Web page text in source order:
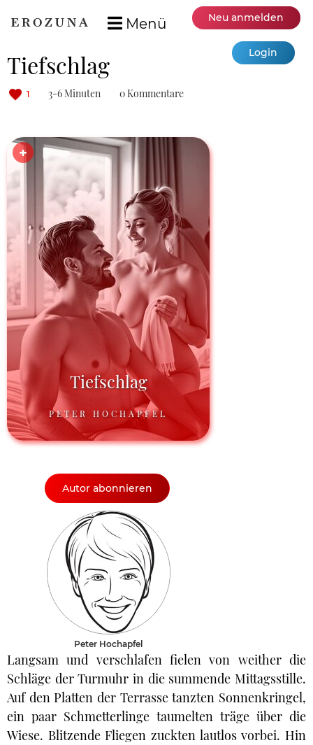
Menü Neu anmelden
Login
Tiefschlag
1 3-6 Minuten 0 Kommentare
Tiefschlag
PETER HOCHAPFEL
Autor abonnieren
Peter Hochapfel
Langsam und verschlafen fielen von weither die
Schläge der Turmuhr in die summende Mittagsstille.
Auf den Platten der Terrasse tanzten Sonnenkringel,
ein paar Schmetterlinge taumelten träge über die
Wiese. Blitzende Fliegen zuckten lautlos vorbei. Hin